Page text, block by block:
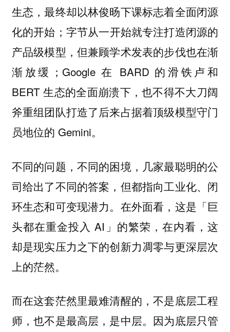
生态，最终却以林俊旸下课标志着全面闭源
化的开始；字节从一开始就专注打造闭源的
产品级模型，但兼顾学术发表的步伐也在渐
渐放缓；Google 在 BARD 的滑铁卢和
BERT 生态的全面崩溃下，也不得不大刀阔
斧重组团队打造了后来占据着顶级模型守门
员地位的 Gemini。
不同的问题，不同的困境，几家最聪明的公
司给出了不同的答案，但都指向工业化、闭
环生态和可变现潜力。在外面看，这是「巨
头都在重金投入 AI」的繁荣，在内看，这
却是现实压力之下的创新力凋零与更深层次
上的茫然。
而在这套茫然里最难清醒的，不是底层工程
师，也不是最高层，是中层。因为底层只管